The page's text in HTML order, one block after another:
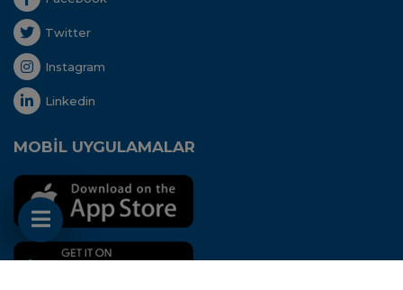
Twitter
Instagram
Linkedin
MOBİL UYGULAMALAR